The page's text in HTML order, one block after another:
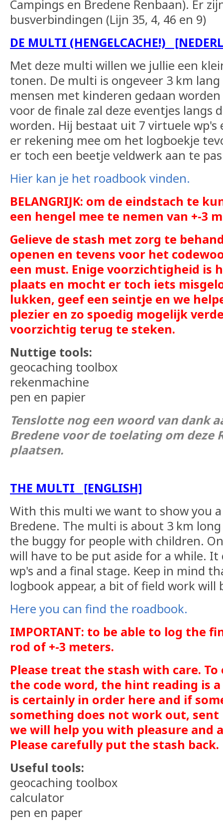
Campings en Bredene Renbaan). Er
busverbindingen (Lijn 35, 4, 46 en 9)
DE MULTI (HENGELCACHE!)
Met deze multi willen we jullie een
tonen. De multi is ongeveer 3 km
mensen met kinderen gedaan
voor de finale zal deze eventjes langs
worden. Hij bestaat uit 7 virtuele wp's
er rekening mee om het logboekje
er toch een beetje veldwerk aan te
Hier kan je het roadbook vinden.
BELANGRIJK: om de eindstach te
een hengel mee te nemen van +-3
Gelieve de stash met zorg te
openen en tevens voor het
een must. Enige voorzichtigheid is
plaats en mocht er toch iets
lukken, geef een seintje en we
plezier en zo spoedig mogelijk
voorzichtig terug te steken.
Nuttige tools:
geocaching toolbox
rekenmachine
pen en papier
Tenslotte nog een woord van dank
Bredene voor de toelating om deze
plaatsen.
THE MULTI [ENGLISH]
With this multi we want to show you
Bredene. The multi is about 3 km
the buggy for people with children.
will have to be put aside for a while.
wp's and a final stage. Keep in mind
logbook appear, a bit of field work will
Here you can find the roadbook.
IMPORTANT: to be able to log the
rod of +-3 meters.
Please treat the stash with care.
the code word, the hint reading is
is certainly in order here and if
something does not work out, sent
we will help you with pleasure and
Please carefully put the stash back.
Useful tools:
geocaching toolbox
calculator
pen en paper